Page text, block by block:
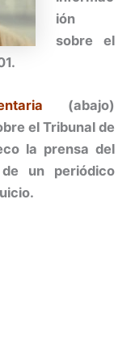
ión
sobre el
(abajo)
el Tribunal de
la prensa del
un periódico